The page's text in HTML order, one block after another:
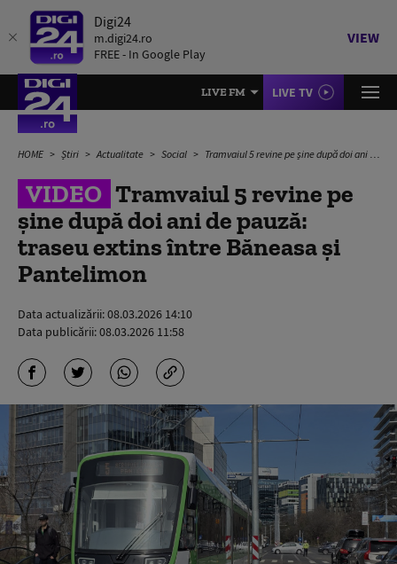
Digi24
m.digi24.ro
FREE - In Google Play
VIEW
LIVE FM LIVE TV
HOME Știri Actualitate Social Tramvaiul 5 revine pe șine după doi ani de pauză: traseu extins între Băneasa și Pantelimon
VIDEO Tramvaiul 5 revine pe
șine după doi ani de pauză:
traseu extins între Băneasa și
Pantelimon
Data actualizării:08.03.2026 14:10
Data publicării:08.03.2026 11:58